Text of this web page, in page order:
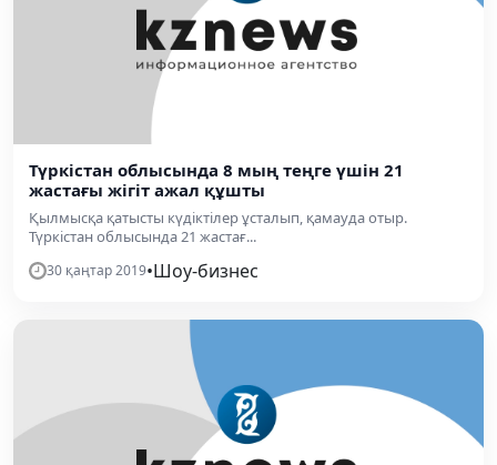
Түркістан облысында 8 мың теңге үшін 21
жастағы жігіт ажал құшты
Қылмысқа қатысты күдіктілер ұсталып, қамауда отыр.
Түркістан облысында 21 жастағ...
30 қаңтар 2019•Шоу-бизнес